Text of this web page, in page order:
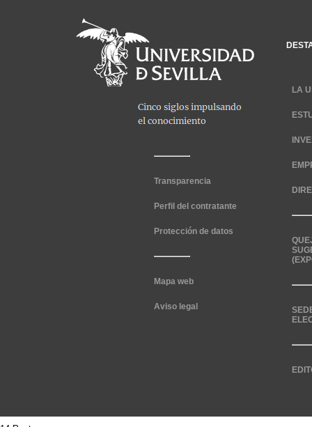
Transparencia
Perfil del contratante
Protección de datos
Mapa web
Aviso legal
LA